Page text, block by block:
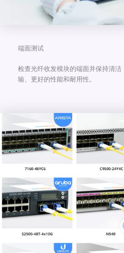
端面测试
检查光纤收发模块的端面并保持清
输、更好的性能和耐用性。